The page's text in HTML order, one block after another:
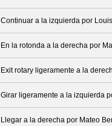
Continuar a la izquierda por
En la rotonda a la derecha por
Exit rotary ligeramente a la
Girar ligeramente a la izquierda
Llegar a la derecha por Mateo